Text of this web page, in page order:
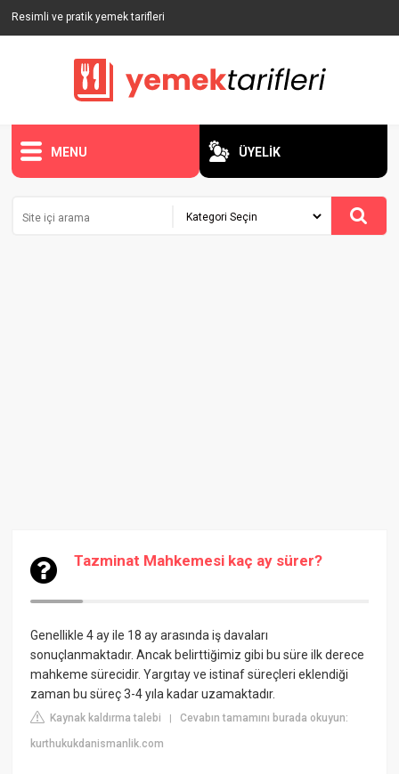
Resimli ve pratik yemek tarifleri
MENU ÜYELİK
Tazminat Mahkemesi kaç ay sürer?
Genellikle 4 ay ile 18 ay arasında iş davaları
sonuçlanmaktadır. Ancak belirttiğimiz gibi bu süre ilk derece
mahkeme sürecidir. Yargıtay ve istinaf süreçleri eklendiği
zaman bu süreç 3-4 yıla kadar uzamaktadır.
Kaynak kaldırma talebi |Cevabın tamamını burada okuyun:
kurthukukdanismanlik.com